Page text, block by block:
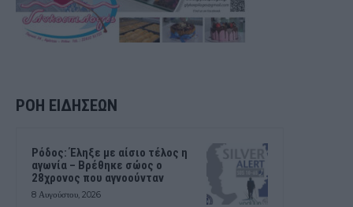
ΡΟΗ ΕΙΔΗΣΕΩΝ
Ρόδος: Έληξε με αίσιο τέλος η
αγωνία – Βρέθηκε σώος ο
28χρονος που αγνοούνταν
8 Αυγούστου, 2026